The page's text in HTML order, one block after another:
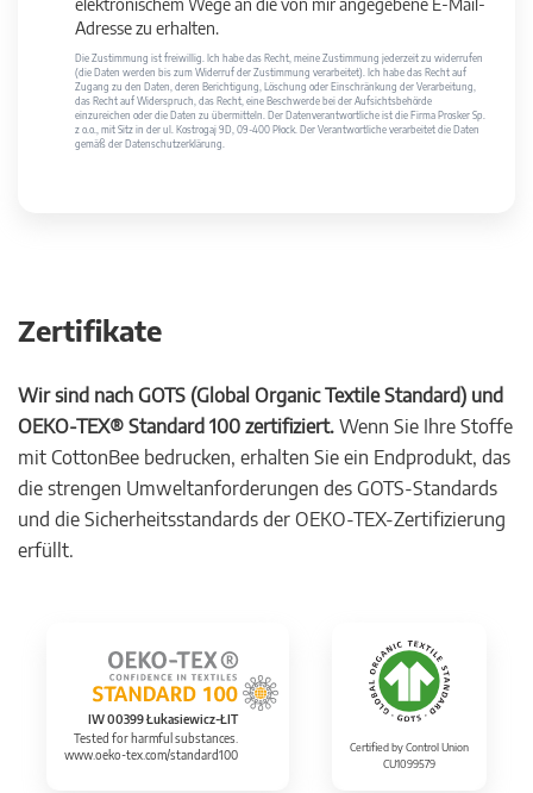
elektronischem Wege an die von mir angegebene E-Mail-
Adresse zu erhalten.
Die Zustimmung ist freiwillig. Ich habe das Recht, meine Zustimmung jederzeit zu widerrufen
(die Daten werden bis zum Widerruf der Zustimmung verarbeitet). Ich habe das Recht auf
Zugang zu den Daten, deren Berichtigung, Löschung oder Einschränkung der Verarbeitung,
das Recht auf Widerspruch, das Recht, eine Beschwerde bei der Aufsichtsbehörde
einzureichen oder die Daten zu übermitteln. Der Datenverantwortliche ist die Firma Prosker Sp.
z o.o., mit Sitz in der ul. Kostrogaj 9D, 09-400 Płock. Der Verantwortliche verarbeitet die Daten
gemäß der Datenschutzerklärung.
Zertifikate
Wir sind nach GOTS (Global Organic Textile Standard) und
OEKO-TEX® Standard 100 zertifiziert. Wenn Sie Ihre Stoffe
mit CottonBee bedrucken, erhalten Sie ein Endprodukt, das
die strengen Umweltanforderungen des GOTS-Standards
und die Sicherheitsstandards der OEKO-TEX-Zertifizierung
erfüllt.
IW 00399 Łukasiewicz-ŁIT
Tested for harmful substances.
www.oeko-tex.com/standard100
Certified by Control Union
CU1099579